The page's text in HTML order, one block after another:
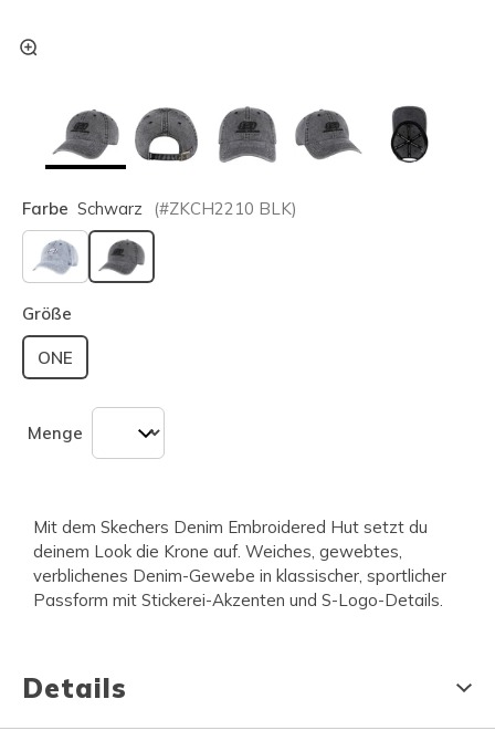
Farbe Schwarz (#ZKCH2210 BLK)
ausgewählt
Größe
ONE
Menge
Mit dem Skechers Denim Embroidered Hut setzt du
deinem Look die Krone auf. Weiches, gewebtes,
verblichenes Denim-Gewebe in klassischer, sportlicher
Passform mit Stickerei-Akzenten und S-Logo-Details.
Details